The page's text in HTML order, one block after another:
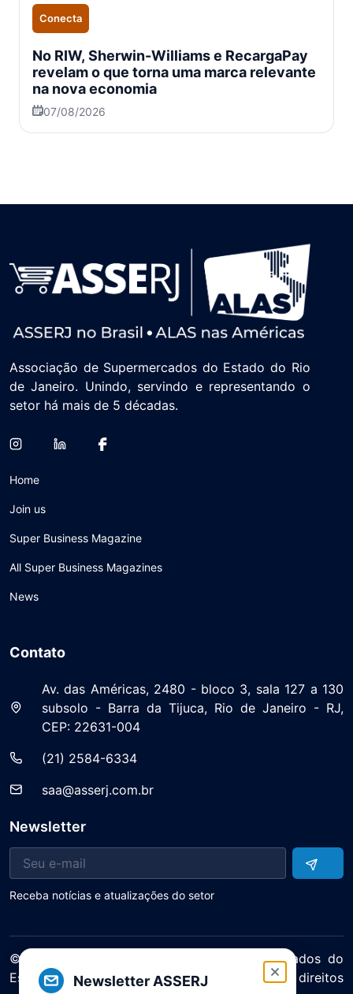
Conecta
No RIW, Sherwin-Williams e RecargaPay
revelam o que torna uma marca relevante
na nova economia
07/08/2026
Newsletter ASSERJ
Associação de Supermercados do Estado do Rio
de Janeiro. Unindo, servindo e representando o
setor há mais de 5 décadas.
Home
Join us
Super Business Magazine
All Super Business Magazines
News
Contato
Av. das Américas, 2480 - bloco 3, sala 127 a 130
subsolo - Barra da Tijuca, Rio de Janeiro - RJ,
CEP: 22631-004
(21) 2584-6334
saa@asserj.com.br
Newsletter
Receba notícias e atualizações do setor
© 2025 ASERJ – Associação de Supermercados do
Estado do Rio de Janeiro. Todos os direitos